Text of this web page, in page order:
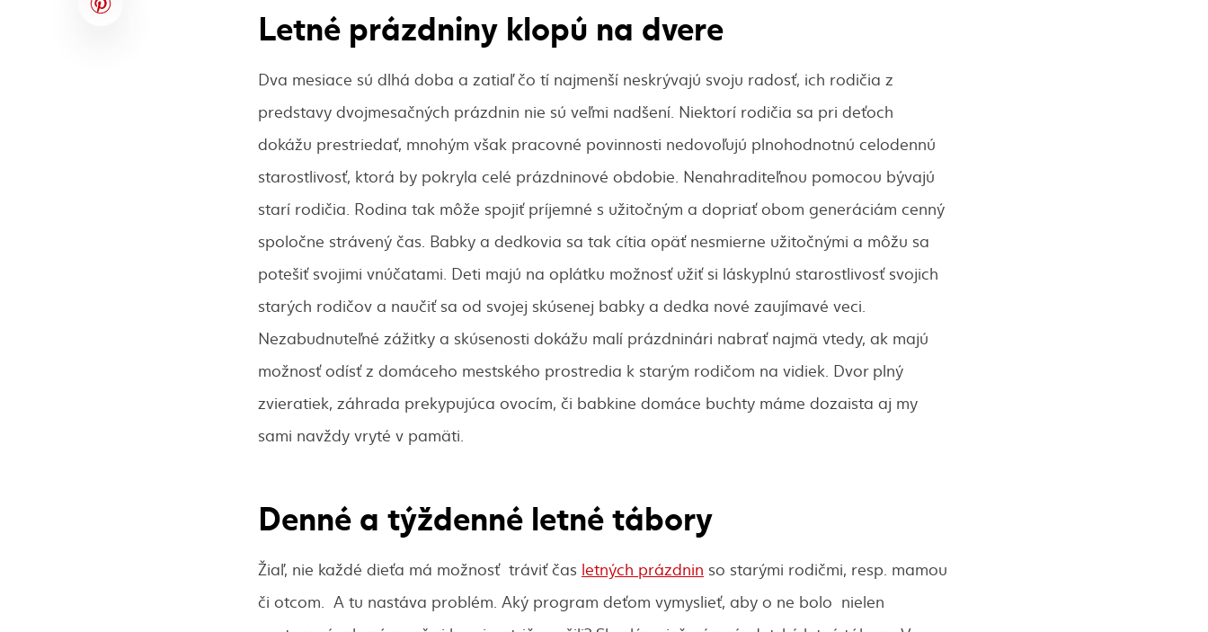
Letné prázdniny klopú na dvere
Dva mesiace sú dlhá doba a zatiaľ čo tí najmenší neskrývajú svoju radosť, ich rodičia z
predstavy dvojmesačných prázdnin nie sú veľmi nadšení. Niektorí rodičia sa pri deťoch
dokážu prestriedať, mnohým však pracovné povinnosti nedovoľujú plnohodnotnú celodennú
starostlivosť, ktorá by pokryla celé prázdninové obdobie. Nenahraditeľnou pomocou bývajú
starí rodičia. Rodina tak môže spojiť príjemné s užitočným a dopriať obom generáciám cenný
spoločne strávený čas. Babky a dedkovia sa tak cítia opäť nesmierne užitočnými a môžu sa
potešiť svojimi vnúčatami. Deti majú na oplátku možnosť užiť si láskyplnú starostlivosť svojich
starých rodičov a naučiť sa od svojej skúsenej babky a dedka nové zaujímavé veci.
Nezabudnuteľné zážitky a skúsenosti dokážu malí prázdninári nabrať najmä vtedy, ak majú
možnosť odísť z domáceho mestského prostredia k starým rodičom na vidiek. Dvor plný
zvieratiek, záhrada prekypujúca ovocím, či babkine domáce buchty máme dozaista aj my
sami navždy vryté v pamäti.
Denné a týždenné letné tábory
Žiaľ, nie každé dieťa má možnosť tráviť čas letných prázdnin so starými rodičmi, resp. mamou
či otcom. A tu nastáva problém. Aký program deťom vymyslieť, aby o ne bolo nielen